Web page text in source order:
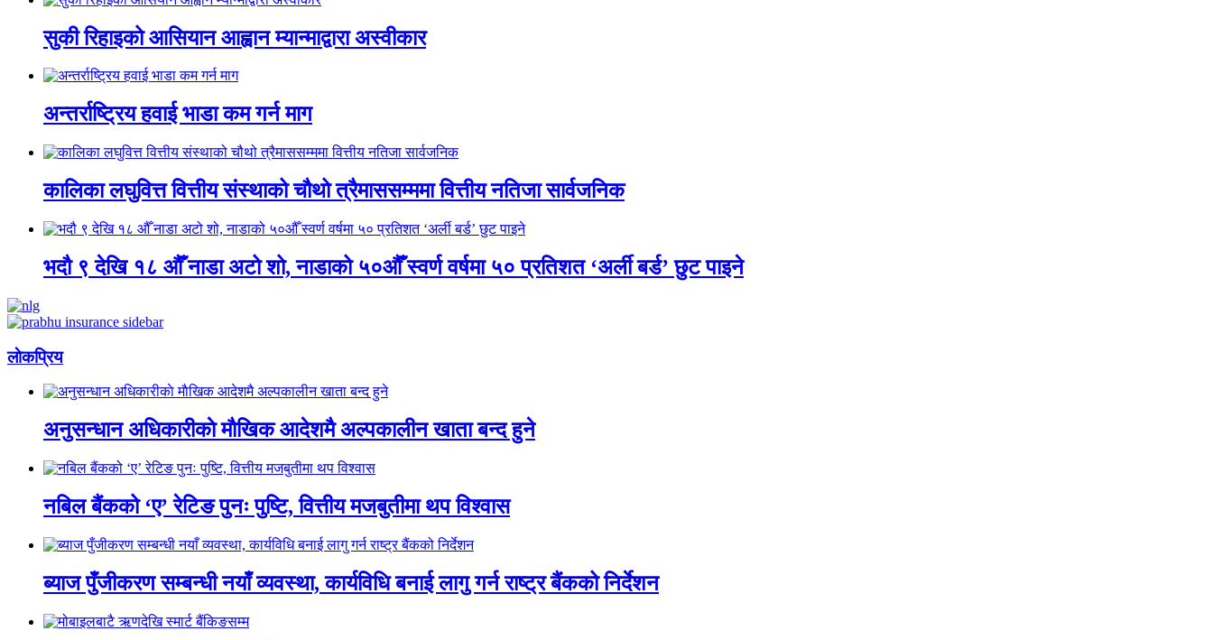
सुकी रिहाइको आसियान आह्वान म्यान्माद्वारा अस्वीकार
अन्तर्राष्ट्रिय हवाई भाडा कम गर्न माग
कालिका लघुवित्त वित्तीय संस्थाको चौथो त्रैमाससम्ममा वित्तीय नतिजा सार्वजनिक
भदौ ९ देखि १८ औँ नाडा अटो शो, नाडाको ५०औँ स्वर्ण वर्षमा ५० प्रतिशत ‘अर्ली बर्ड’ छुट पाइने
लाेकप्रिय
अनुसन्धान अधिकारीकाे माैखिक आदेशमै अल्पकालीन खाता बन्द हुने
नबिल बैंकको ‘ए’ रेटिङ पुनः पुष्टि, वित्तीय मजबुतीमा थप विश्वास
ब्याज पुँजीकरण सम्बन्धी नयाँ व्यवस्था, कार्यविधि बनाई लागु गर्न राष्ट्र बैंकको निर्देशन